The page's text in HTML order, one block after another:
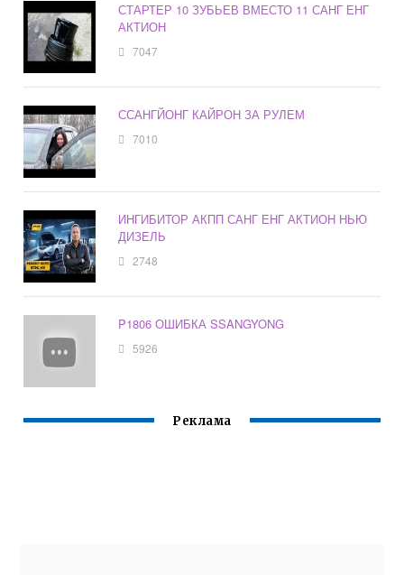
СТАРТЕР 10 ЗУБЬЕВ ВМЕСТО 11 САНГ ЕНГ
АКТИОН
7047
ССАНГЙОНГ КАЙРОН ЗА РУЛЕМ
7010
ИНГИБИТОР АКПП САНГ ЕНГ АКТИОН НЬЮ
ДИЗЕЛЬ
2748
P1806 ОШИБКА SSANGYONG
5926
Реклама